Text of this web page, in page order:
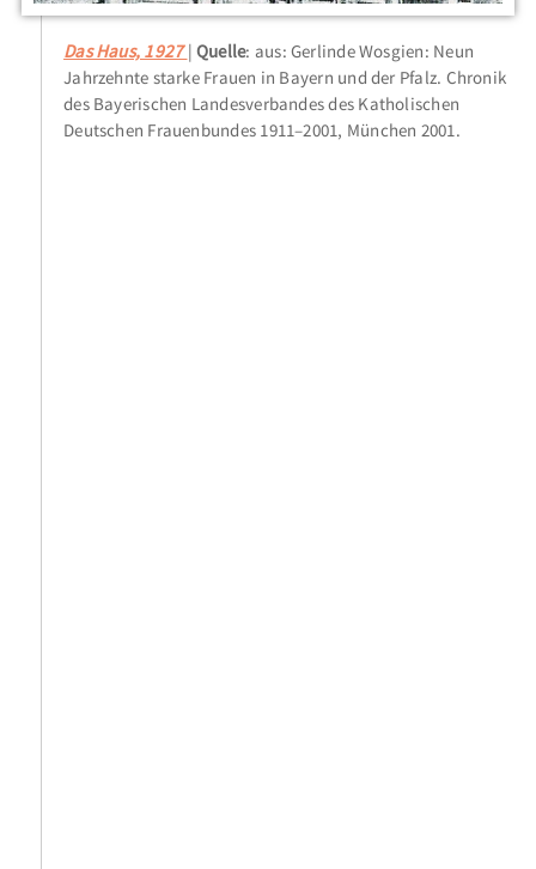
Das Haus, 1927 Quelle: aus: Gerlinde Wosgien: Neun
Jahrzehnte starke Frauen in Bayern und der Pfalz. Chronik
des Bayerischen Landesverbandes des Katholischen
Deutschen Frauenbundes 1911–2001, München 2001.